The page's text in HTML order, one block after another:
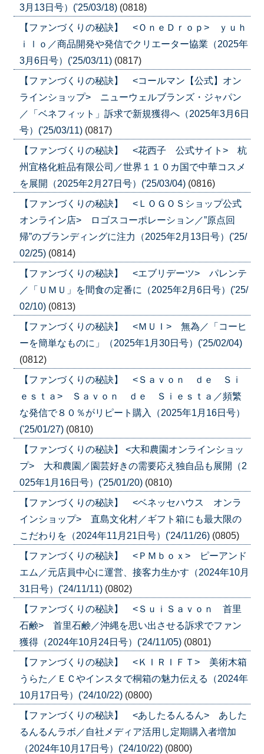
3月13日号）('25/03/18) (0818)
【ファンづくりの秘訣】 <ＯｎｅＤｒｏｐ> ｙｕｈ
ｉｌｏ／商品開発や発信でクリエーター協業（2025年
3月6日号）('25/03/11) (0817)
【ファンづくりの秘訣】 <コールマン【公式】オン
ラインショップ> ニューウェルブランズ・ジャパン
／「ベネフィット」訴求で新規獲得へ（2025年3月6日
号）('25/03/11) (0817)
【ファンづくりの秘訣】 <花西子 公式サイト> 杭
州宜格化粧品有限公司／世界１１０カ国で中華コスメ
を展開（2025年2月27日号）('25/03/04) (0816)
【ファンづくりの秘訣】 <ＬＯＧＯＳショップ公式
オンライン店> ロゴスコーポレーション／”原点回
帰”のブランディングに注力（2025年2月13日号）('25/
02/25) (0814)
【ファンづくりの秘訣】 <エブリデーツ> パレンテ
／「ＵＭＵ」を間食の定番に（2025年2月6日号）('25/
02/10) (0813)
【ファンづくりの秘訣】 <ＭＵＩ> 無為／「コーヒ
ーを簡単なものに」（2025年1月30日号）('25/02/04)
(0812)
【ファンづくりの秘訣】 <Ｓａｖｏｎ ｄｅ Ｓｉ
ｅｓｔａ> Ｓａｖｏｎ ｄｅ Ｓｉｅｓｔａ／頻繁
な発信で８０％がリピート購入（2025年1月16日号）
('25/01/27) (0810)
【ファンづくりの秘訣】 <大和農園オンラインショッ
プ> 大和農園／園芸好きの需要応え独自品も展開（2
025年1月16日号）('25/01/20) (0810)
【ファンづくりの秘訣】 <ベネッセハウス オンラ
インショップ> 直島文化村／ギフト箱にも最大限の
こだわりを（2024年11月21日号）('24/11/26) (0805)
【ファンづくりの秘訣】 <ＰＭｂｏｘ> ピーアンド
エム／元店員中心に運営、接客力生かす（2024年10月
31日号）('24/11/11) (0802)
【ファンづくりの秘訣】 <ＳｕｉＳａｖｏｎ 首里
石鹸> 首里石鹸／沖縄を思い出させる訴求でファン
獲得（2024年10月24日号）('24/11/05) (0801)
【ファンづくりの秘訣】 <ＫＩＲＩＦＴ> 美術木箱
うらた／ＥＣやインスタで桐箱の魅力伝える（2024年
10月17日号）('24/10/22) (0800)
【ファンづくりの秘訣】 <あしたるんるん> あした
るんるんラボ／自社メディア活用し定期購入者増加
（2024年10月17日号）('24/10/22) (0800)